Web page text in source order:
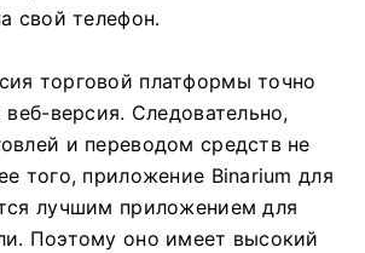
свой телефон.
торговой платформы точно
версия. Следовательно,
и переводом средств не
того, приложение Binarium для
лучшим приложением для
Поэтому оно имеет высокий